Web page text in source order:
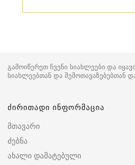
გამოიწერეთ ჩვენი სიახლეები და
სიახლეებთან და შემოთავაზებებთან
ძირითადი ინფორმაცია
მთავარი
ძებნა
ახალი დამატებული